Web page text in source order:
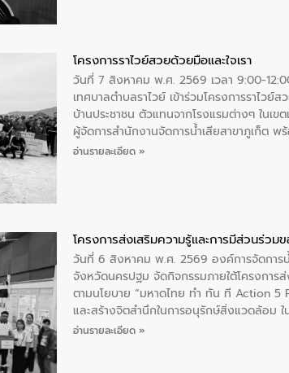
โครงการราไวย์สวยด้วยมือและใจเรา
วันที่ 7 สิงหาคม พ.ศ. 2569 เวลา 9:00-
เทศบาลตำบลราไวย์ เข้าร่วมโครงการราไว
บ้านประชาชน ตัวแทนจากโรงแรมต่างๆ ในเ
ผู้จัดการสำนักงานจัดการน้ำเสียสาขาภูเก็ต
บริเวณแหลมพรหมเทพ หมู่ที่ 6 ตำบลราไวย์ อ
อ่านรายละเอียด »
โครงการส่งเสริมความรู้และการมีส่วนร่ว
วันที่ 6 สิงหาคม พ.ศ. 2569 องค์การจัดการ
จังหวัดนครปฐม จัดกิจกรรมภายใต้โครงการ
ตามนโยบาย “มหาดไทย ทำ ทัน ที Action 5
และสร้างจิตสำนึกในการอนุรักษ์สิ่งแวดล้อม ใ
ของน้ำเสีย แนวทางการลดการเกิดน้ำเสียจา
อ่านรายละเอียด »